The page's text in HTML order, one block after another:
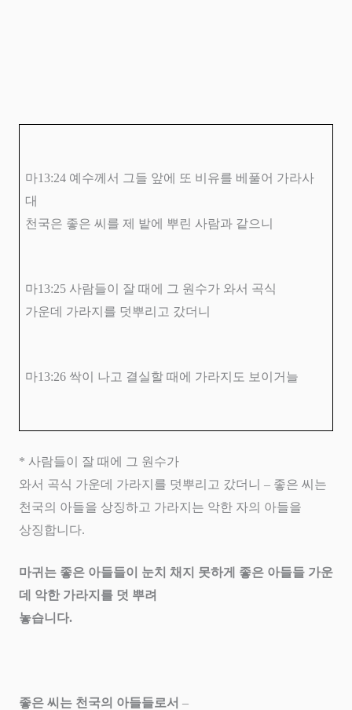
마13:24 예수께서 그들 앞에 또 비유를 베풀어 가라사
대
천국은 좋은 씨를 제 밭에 뿌린 사람과 같으니
마13:25 사람들이 잘 때에 그 원수가 와서 곡식
가운데 가라지를 덧뿌리고 갔더니
마13:26 싹이 나고 결실할 때에 가라지도 보이거늘
* 사람들이 잘 때에 그 원수가
와서 곡식 가운데 가라지를 덧뿌리고 갔더니 – 좋은 씨는
천국의 아들을 상징하고 가라지는 악한 자의 아들을
상징합니다.
마귀는 좋은 아들들이 눈치 채지 못하게 좋은 아들들 가운
데 악한 가라지를 덧 뿌려
놓습니다.
좋은 씨는 천국의 아들들로서 –